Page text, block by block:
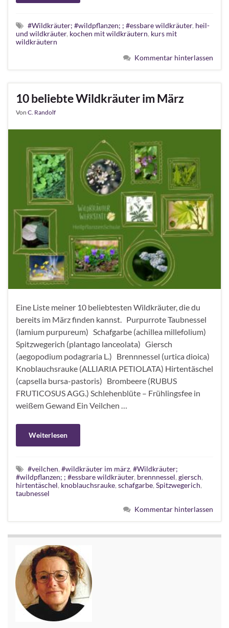
#Wildkräuter; #wildpflanzen; ; #essbare wildkräuter, heil-
und wildkräuter, kochen mit wildkräutern, kurs mit
wildkräutern
Kommentar hinterlassen
10 beliebte Wildkräuter im März
Von C. Randolf
Eine Liste meiner 10 beliebtesten Wildkräuter, die du
bereits im März finden kannst. Purpurrote Taubnessel
(lamium purpureum) Schafgarbe (achillea millefolium)
Spitzwegerich (plantago lanceolata) Giersch
(aegopodium podagraria L.) Brennnessel (urtica dioica)
Knoblauchsrauke (ALLIARIA PETIOLATA) Hirtentäschel
(capsella bursa-pastoris) Brombeere (RUBUS
FRUTICOSUS AGG.) Schlehenblüte – Frühlingsfee in
weißem Gewand Ein Veilchen …
Weiterlesen
#veilchen, #wildkräuter im märz, #Wildkräuter;
#wildpflanzen; ; #essbare wildkräuter, brennnessel, giersch,
hirtentäschel, knoblauchsrauke, schafgarbe, Spitzwegerich,
taubnessel
Kommentar hinterlassen